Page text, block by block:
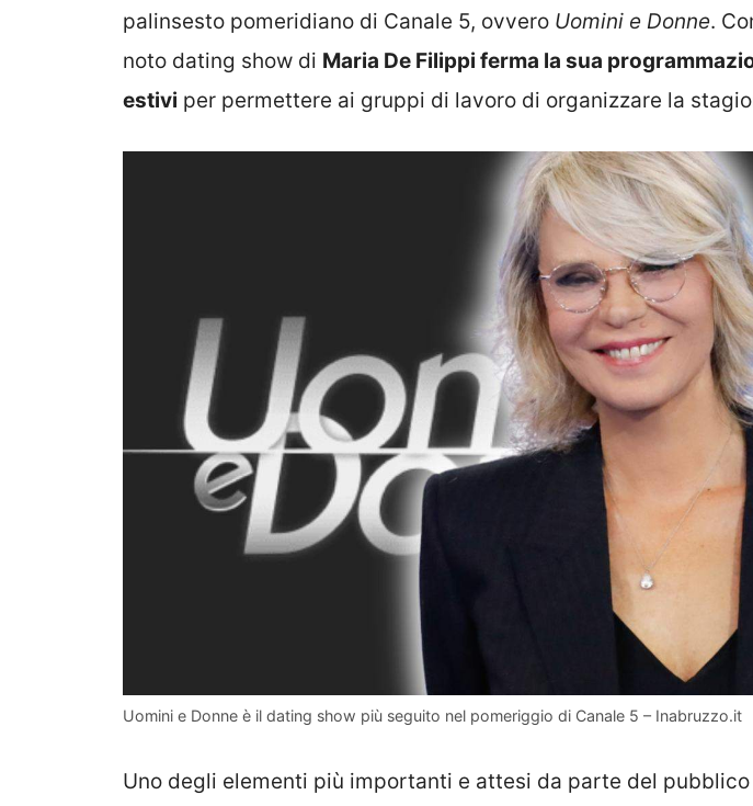
palinsesto pomeridiano di Canale 5, ovvero Uomini e Donne.
noto dating show di Maria De Filippi ferma la sua
estivi per permettere ai gruppi di lavoro di organizzare la
Uomini e Donne è il dating show più seguito nel pomeriggio di Canale 5 – Inabruzzo.it
Uno degli elementi più importanti e attesi da parte del pubblico